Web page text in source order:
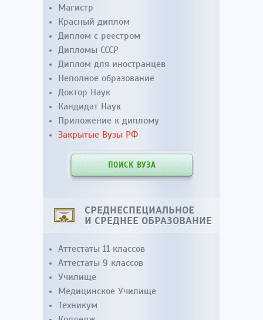
Магистр
Красный диплом
Диплом с реестром
Дипломы СССР
Диплом для иностранцев
Неполное образование
Доктор Наук
Кандидат Наук
Приложение к диплому
Закрытые Вузы РФ
ПОИСК ВУЗА
СРЕДНЕСПЕЦИАЛЬНОЕ
И СРЕДНЕЕ ОБРАЗОВАНИЕ
Аттестаты 11 классов
Аттестаты 9 классов
Училище
Медицинское Училище
Техникум